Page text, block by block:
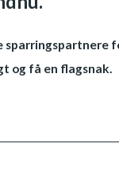
sparringspartnere
og få en flagsnak.